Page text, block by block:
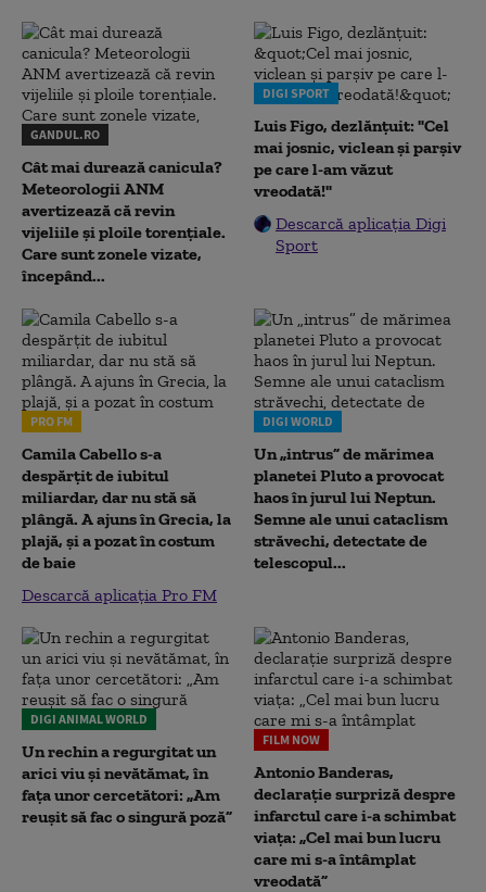
GANDUL.RO
Cât mai durează canicula?
Meteorologii ANM
avertizează că revin
vijeliile și ploile torențiale.
Care sunt zonele vizate,
începând...
DIGI SPORT
Luis Figo, dezlănțuit: "Cel
mai josnic, viclean și parșiv
pe care l-am văzut
vreodată!"
Descarcă aplicația Digi
Sport
PRO FM
Camila Cabello s-a
despărțit de iubitul
miliardar, dar nu stă să
plângă. A ajuns în Grecia, la
plajă, și a pozat în costum
de baie
Descarcă aplicația Pro FM
DIGI WORLD
Un „intrus” de mărimea
planetei Pluto a provocat
haos în jurul lui Neptun.
Semne ale unui cataclism
străvechi, detectate de
telescopul...
DIGI ANIMAL WORLD
Un rechin a regurgitat un
arici viu și nevătămat, în
fața unor cercetători: „Am
reușit să fac o singură poză”
FILM NOW
Antonio Banderas,
declarație surpriză despre
infarctul care i-a schimbat
viața: „Cel mai bun lucru
care mi s-a întâmplat
vreodată”